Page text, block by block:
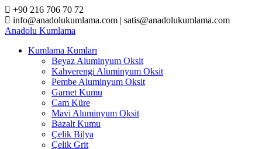
Skip
to
content
+90 216 706 70 72
info@anadolukumlama.com | satis@anadolukumlama.com
Anadolu Kumlama
Kumlama Kumları
Beyaz Aluminyum Oksit
Kahverengi Aluminyum Oksit
Pembe Aluminyum Oksit
Garnet Kumu
Cam Küre
Mavi Aluminyum Oksit
Bazalt Kumu
Çelik Bilya
Çelik Grit